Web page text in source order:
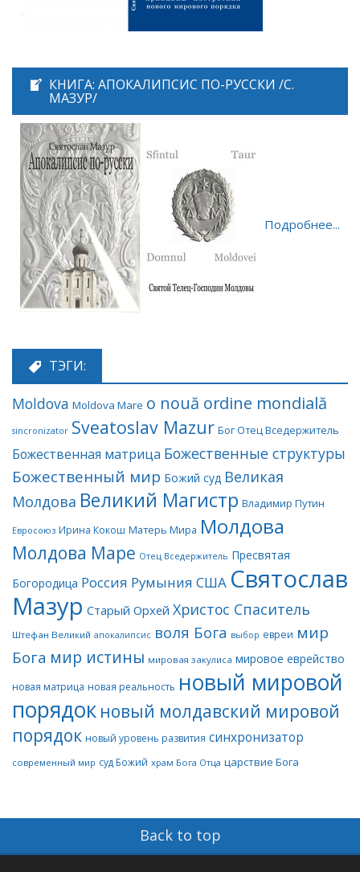
КНИГА: АПОКАЛИПСИС ПО-РУССКИ /С.
МАЗУР/
Подробнее...
ТЭГИ:
Moldova Moldova Mare o nouă ordine mondială
sincronizator Sveatoslav Mazur Бог Отец Вседержитель
Божественная матрица Божественные структуры
Божественный мир Божий суд Великая
Молдова Великий Магистр Владимир Путин
Евросоюз Ирина Кокош Матерь Мира Молдова
Молдова Маре Отец Вседержитель Пресвятая
Богородица Россия Румыния США Святослав
Мазур Старый Орхей Христос Спаситель
Штефан Великий апокалипсис воля Бога выбор евреи мир
Бога мир истины мировая закулиса мировое еврейство
новая матрица новая реальность новый мировой
порядок новый молдавский мировой
порядок новый уровень развития синхронизатор
современный мир суд Божий храм Бога Отца царствие Бога
Back to top